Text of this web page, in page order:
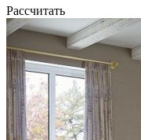
Рассчитать